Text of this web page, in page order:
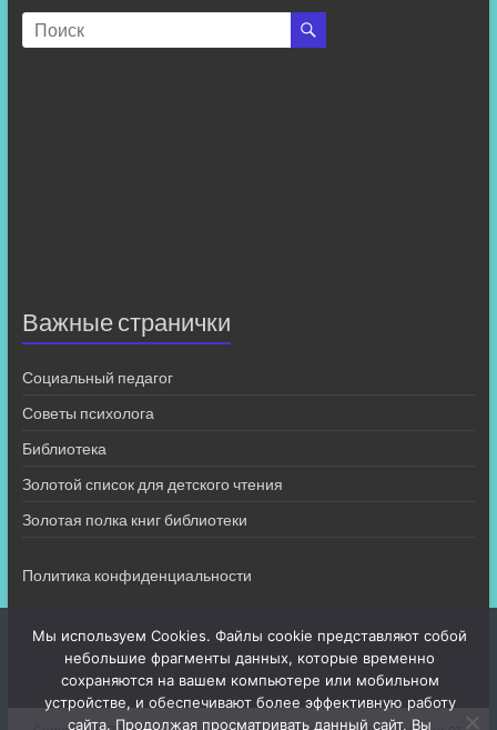
Важные странички
Социальный педагог
Советы психолога
Библиотека
Золотой список для детского чтения
Золотая полка книг библиотеки
Политика конфиденциальности
Мы используем Cookies. Файлы cookie представляют собой
небольшие фрагменты данных, которые временно
сохраняются на вашем компьютере или мобильном
устройстве, и обеспечивают более эффективную работу
сайта. Продолжая просматривать данный сайт, Вы